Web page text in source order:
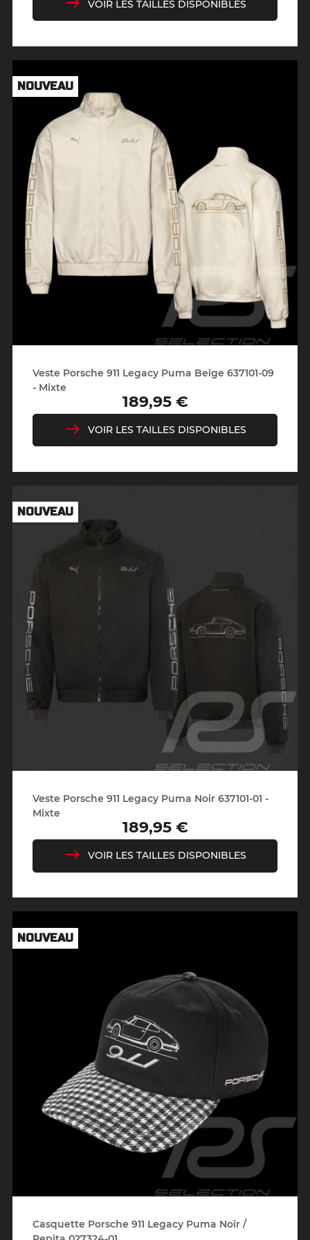
VOIR LES TAILLES DISPONIBLES
Veste Porsche 911 Legacy Puma Beige 637101-09
- Mixte
Prix
189,95 €
VOIR LES TAILLES DISPONIBLES
NOUVEAU
Veste Porsche 911 Legacy Puma Noir 637101-01 -
Mixte
Prix
189,95 €
VOIR LES TAILLES DISPONIBLES
NOUVEAU
Casquette Porsche 911 Legacy Puma Noir /
NOUVEAU